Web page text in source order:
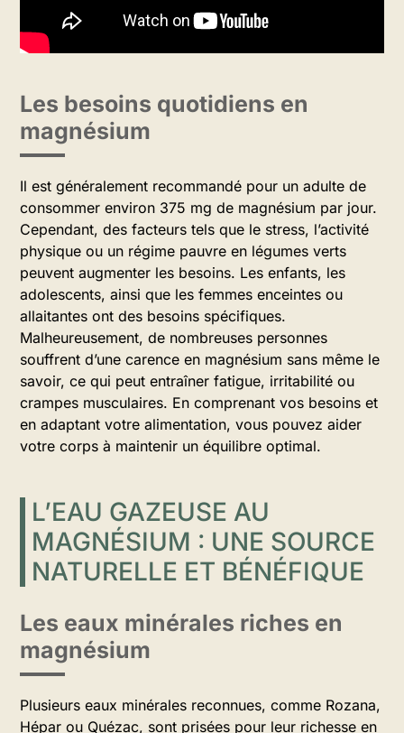
Les besoins quotidiens en
magnésium
Il est généralement recommandé pour un adulte de
consommer environ 375 mg de magnésium par jour.
Cependant, des facteurs tels que le stress, l’activité
physique ou un régime pauvre en légumes verts
peuvent augmenter les besoins. Les enfants, les
adolescents, ainsi que les femmes enceintes ou
allaitantes ont des besoins spécifiques.
Malheureusement, de nombreuses personnes
souffrent d’une carence en magnésium sans même le
savoir, ce qui peut entraîner fatigue, irritabilité ou
crampes musculaires. En comprenant vos besoins et
en adaptant votre alimentation, vous pouvez aider
votre corps à maintenir un équilibre optimal.
L’EAU GAZEUSE AU
MAGNÉSIUM : UNE SOURCE
NATURELLE ET BÉNÉFIQUE
Les eaux minérales riches en
magnésium
Plusieurs eaux minérales reconnues, comme Rozana,
Hépar ou Quézac, sont prisées pour leur richesse en